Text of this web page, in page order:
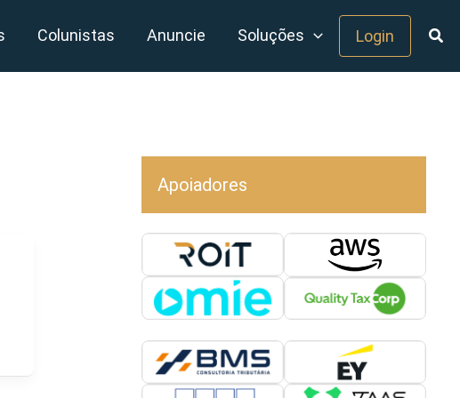
Colunistas Anuncie Soluções Login
Apoiadores